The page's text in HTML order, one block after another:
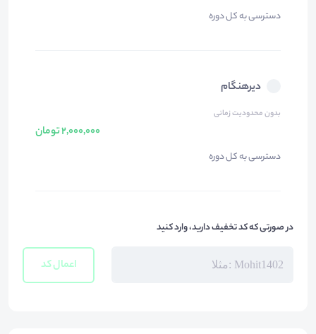
دسترسی به کل دوره
دیرهنگام
بدون محدودیت زمانی
2,000,000 تومان
دسترسی به کل دوره
در صورتی که کد تخفیف دارید، وارد کنید
اعمال کد